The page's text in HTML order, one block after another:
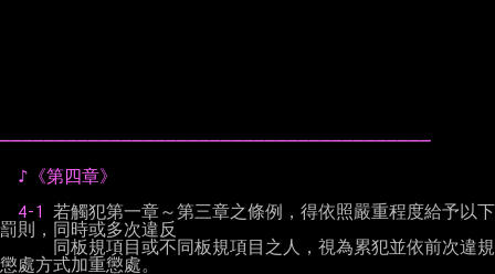
───────────────────────────────────────
♪《第四章》
4-1 若觸犯第一章～第三章之條例，得依照嚴重程度給予以下
罰則，同時或多次違反
懲處方式加重懲處。